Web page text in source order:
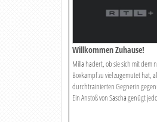
Willkommen Zuhause!
Milla hadert, ob sie sich mit dem
Boxkampf zu viel zugemutet hat,
durchtrainierten Gegnerin
Ein Anstoß von Sascha genügt